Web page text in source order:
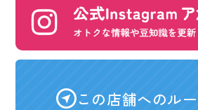
この店舗へのル